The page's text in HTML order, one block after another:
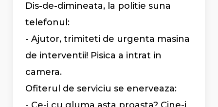
Dis-de-dimineata, la politie suna
telefonul:
- Ajutor, trimiteti de urgenta masina
de interventii! Pisica a intrat in
camera.
Ofiterul de serviciu se enerveaza: